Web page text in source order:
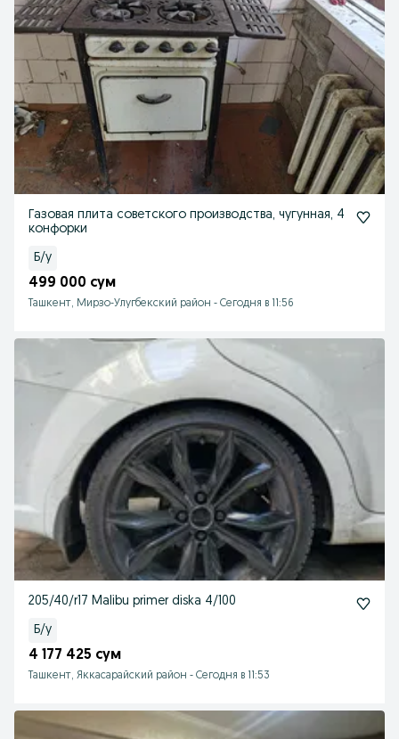
Газовая плита советского производства, чугунная, 4
конфорки
Б/у
499 000 сум
Ташкент, Мирзо-Улугбекский район - Сегодня в 11:56
205/40/r17 Malibu primer diska 4/100
Б/у
4 177 425 сум
Ташкент, Яккасарайский район - Сегодня в 11:53